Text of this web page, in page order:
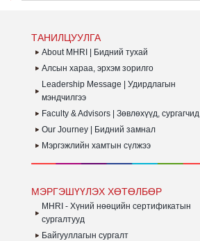
GLOBAL HR FORUM
(GHRF)-Д АМЖИЛТТАЙ
ТАНИЛЦУУЛГА
About MHRI | Бидний тухай
Алсын хараа, эрхэм зорилго
Leadership Message | Удирдлагын
мэндчилгээ
Faculty & Advisors | Зөвлөхүүд, сургагчид
Our Journey | Бидний замнал
Мэргэжлийн хамтын сүлжээ
МЭРГЭШҮҮЛЭХ ХӨТӨЛБӨР
MHRI - Хүний нөөцийн сертификатын
сургалтууд
Байгууллагын сургалт